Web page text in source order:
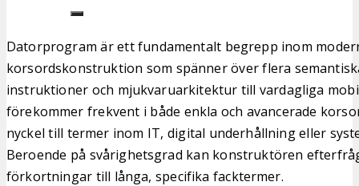
Datorprogram är ett fundamentalt begrepp inom
korsordskonstruktion som spänner över flera
instruktioner och mjukvaruarkitektur till vardagliga
förekommer frekvent i både enkla och avancerade
nyckel till termer inom IT, digital underhållning eller
Beroende på svårighetsgrad kan konstruktören
förkortningar till långa, specifika facktermer.